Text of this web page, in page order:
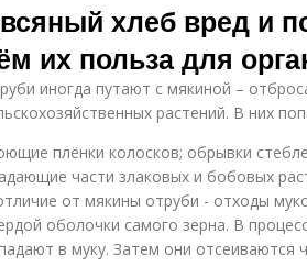
хлеб вред и
их польза для
иногда путают с мякиной –
растений. В них
плёнки колосков; обрывки
части злаковых и бобовых
от мякины отруби - отходы
оболочки самого зерна. В
в муку. Затем они отсеиваются